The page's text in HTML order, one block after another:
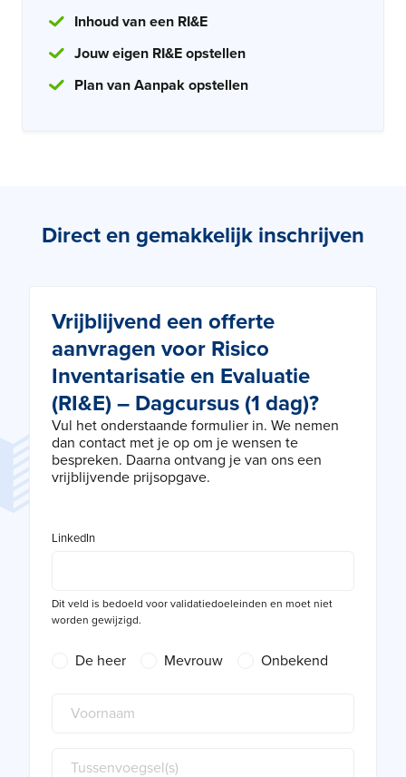
Inhoud van een RI&E
Jouw eigen RI&E opstellen
Plan van Aanpak opstellen
Direct en gemakkelijk inschrijven
Vrijblijvend een offerte
aanvragen voor Risico
Inventarisatie en Evaluatie
(RI&E) – Dagcursus (1 dag)?
Vul het onderstaande formulier in. We nemen
dan contact met je op om je wensen te
bespreken. Daarna ontvang je van ons een
vrijblijvende prijsopgave.
LinkedIn
Dit veld is bedoeld voor validatiedoeleinden en moet niet
worden gewijzigd.
De heer Mevrouw Onbekend